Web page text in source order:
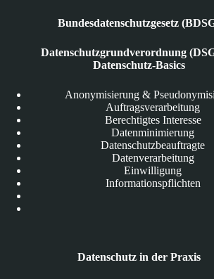
Bundesdatenschutzgesetz
Datenschutzgrundverordnung
Datenschutz-Basics
Anonymisierung &
Auftragsverarbeitung
Berechtigtes Interesse
Datenminimierung
Datenschutzbeauftragte
Datenverarbeitung
Einwilligung
Informationspflichten
Datenschutz in der Praxis